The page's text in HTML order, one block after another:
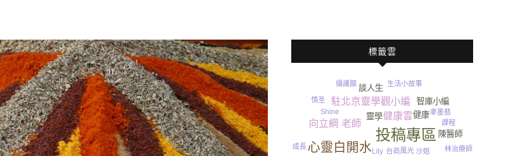
標籤雲
投稿專區
心靈白開水
健康雲
駐北京靈學觀小編
向立綱 老師
靈學
談人生
健康
陳醫師
智庫小編
林治療師
Lily 沙姐
生活小故事
聿墨翡
風光
課程
Shine
攝護腺
台商
情圣
成長